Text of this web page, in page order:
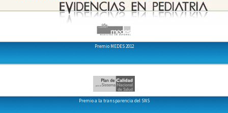
Premio MEDES 2012
Premio a la transparencia del SNS